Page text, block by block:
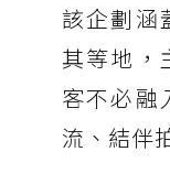
該企劃涵
其等地，
客不必融
流、結伴